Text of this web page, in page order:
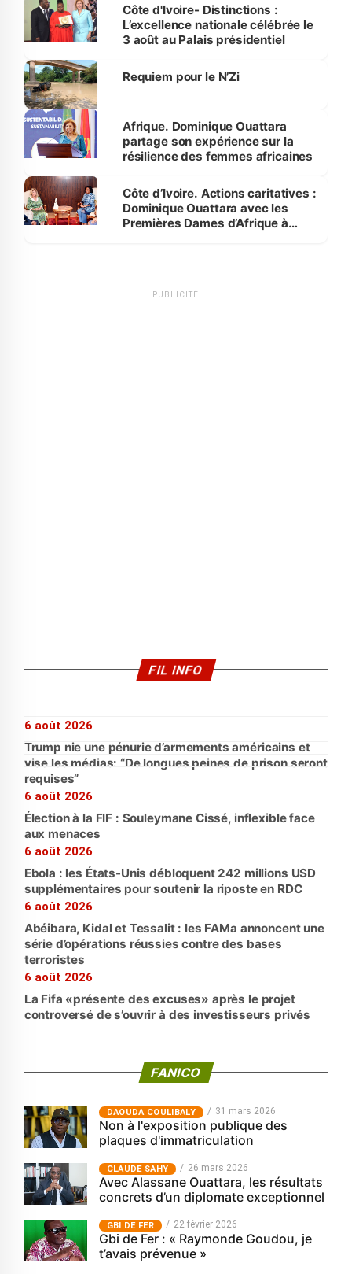
Côte d'Ivoire- Distinctions :
L’excellence nationale célébrée le
3 août au Palais présidentiel
Requiem pour le N’Zi
Afrique. Dominique Ouattara
partage son expérience sur la
résilience des femmes africaines
Côte d’Ivoire. Actions caritatives :
Dominique Ouattara avec les
Premières Dames d’Afrique à
PUBLICITÉ
FIL INFO
6 août 2026
Trump nie une pénurie d’armements américains et
vise les médias: “De longues peines de prison seront
requises”
6 août 2026
Élection à la FIF : Souleymane Cissé, inflexible face
aux menaces
6 août 2026
Ebola : les États-Unis débloquent 242 millions USD
supplémentaires pour soutenir la riposte en RDC
6 août 2026
Abéibara, Kidal et Tessalit : les FAMa annoncent une
série d’opérations réussies contre des bases
terroristes
6 août 2026
La Fifa «présente des excuses» après le projet
controversé de s’ouvrir à des investisseurs privés
FANICO
‎DAOUDA COULIBALY 31 mars 2026
Non à l'exposition publique des
plaques d'immatriculation
CLAUDE SAHY 26 mars 2026
Avec Alassane Ouattara, les résultats
concrets d’un diplomate exceptionnel
GBI DE FER 22 février 2026
Gbi de Fer : « Raymonde Goudou, je
t’avais prévenue »